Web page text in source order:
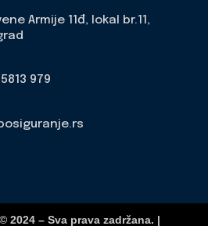
Armije 11đ, lokal br.11,
979
2024 – Sva prava zadržana. |